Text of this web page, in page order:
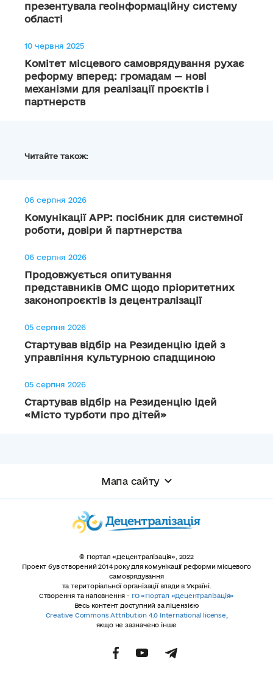
презентувала геоінформаційну систему
області
10 червня 2025
Комітет місцевого самоврядування рухає
реформу вперед: громадам — нові
механізми для реалізації проєктів і
партнерств
Читайте також:
06 серпня 2026
Комунікації АРР: посібник для системної
роботи, довіри й партнерства
06 серпня 2026
Продовжується опитування
представників ОМС щодо пріоритетних
законопроєктів із децентралізації
05 серпня 2026
Стартував відбір на Резиденцію ідей з
управління культурною спадщиною
05 серпня 2026
Стартував відбір на Резиденцію ідей
«Місто турботи про дітей»
Мапа сайту
© Портал «Децентралізація», 2022
Проект був створений 2014 року для комунікації реформи місцевого
самоврядування
та територіальної організації влади в Україні.
Створення та наповнення - ГО «Портал «Децентралізація»
Весь контент доступний за ліцензією
Creative Commons Attribution 4.0 International license,
якщо не зазначено інше